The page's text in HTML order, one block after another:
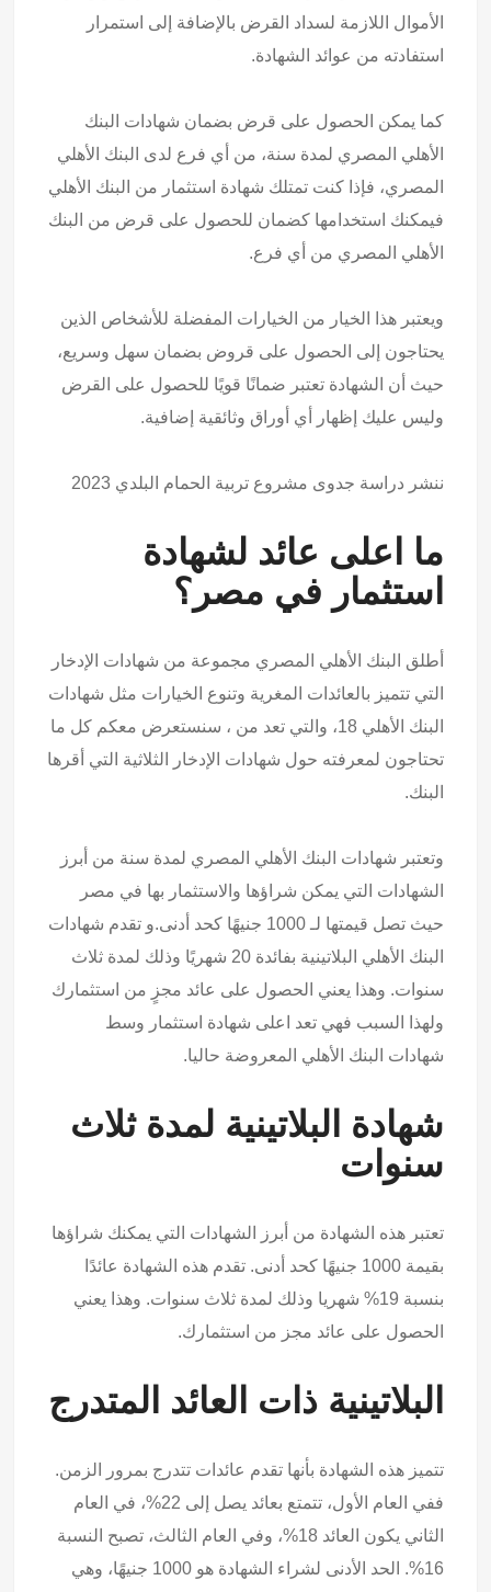
الأموال اللازمة لسداد القرض بالإضافة إلى استمرار
استفادته من عوائد الشهادة.
كما يمكن الحصول على قرض بضمان شهادات البنك
الأهلي المصري لمدة سنة، من أي فرع لدى البنك الأهلي
المصري، فإذا كنت تمتلك شهادة استثمار من البنك الأهلي
فيمكنك استخدامها كضمان للحصول على قرض من البنك
الأهلي المصري من أي فرع.
ويعتبر هذا الخيار من الخيارات المفضلة للأشخاص الذين
يحتاجون إلى الحصول على قروض بضمان سهل وسريع،
حيث أن الشهادة تعتبر ضمانًا قويًا للحصول على القرض
وليس عليك إظهار أي أوراق وثائقية إضافية.
ننشر دراسة جدوى مشروع تربية الحمام البلدي 2023
ما اعلى عائد لشهادة
استثمار في مصر؟
أطلق البنك الأهلي المصري مجموعة من شهادات الإدخار
التي تتميز بالعائدات المغرية وتنوع الخيارات مثل شهادات
البنك الأهلي 18، والتي تعد من ، سنستعرض معكم كل ما
تحتاجون لمعرفته حول شهادات الإدخار الثلاثية التي أقرها
البنك.
وتعتبر شهادات البنك الأهلي المصري لمدة سنة من أبرز
الشهادات التي يمكن شراؤها والاستثمار بها في مصر
حيث تصل قيمتها لـ 1000 جنيهًا كحد أدنى.و تقدم شهادات
البنك الأهلي البلاتينية بفائدة 20 شهريًا وذلك لمدة ثلاث
سنوات. وهذا يعني الحصول على عائد مجزٍ من استثمارك
ولهذا السبب فهي تعد اعلى شهادة استثمار وسط
شهادات البنك الأهلي المعروضة حاليا.
شهادة البلاتينية لمدة ثلاث
سنوات
تعتبر هذه الشهادة من أبرز الشهادات التي يمكنك شراؤها
بقيمة 1000 جنيهًا كحد أدنى. تقدم هذه الشهادة عائدًا
بنسبة 19% شهريا وذلك لمدة ثلاث سنوات. وهذا يعني
الحصول على عائد مجز من استثمارك.
البلاتينية ذات العائد المتدرج
تتميز هذه الشهادة بأنها تقدم عائدات تتدرج بمرور الزمن.
ففي العام الأول، تتمتع بعائد يصل إلى 22%، في العام
الثاني يكون العائد 18%، وفي العام الثالث، تصبح النسبة
16%. الحد الأدنى لشراء الشهادة هو 1000 جنيهًا، وهي